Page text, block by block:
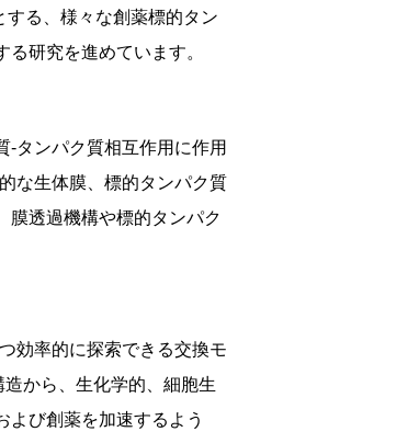
る、様々な創薬標的タン
研究を進めています。
-タンパク質相互作用に作用
な生体膜、標的タンパク質
膜透過機構や標的タンパク
効率的に探索できる交換モ
から、生化学的、細胞生
び創薬を加速するよう